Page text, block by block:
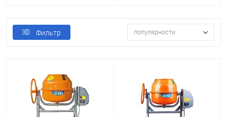
Фильтр популярности